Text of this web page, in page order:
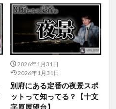
2026年1月31日
2026年1月31日
別府にある定番の夜景スポ
ットって知ってる？【十文
字原展望台】